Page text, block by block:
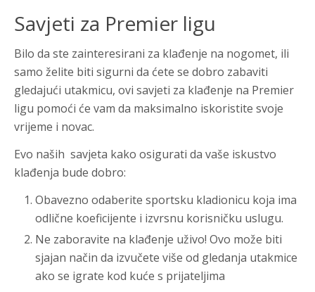
Savjeti za Premier ligu
Bilo da ste zainteresirani za klađenje na nogomet, ili
samo želite biti sigurni da ćete se dobro zabaviti
gledajući utakmicu, ovi savjeti za klađenje na Premier
ligu pomoći će vam da maksimalno iskoristite svoje
vrijeme i novac.
Evo naših savjeta kako osigurati da vaše iskustvo
klađenja bude dobro:
Obavezno odaberite sportsku kladionicu koja ima
odlične koeficijente i izvrsnu korisničku uslugu.
Ne zaboravite na klađenje uživo! Ovo može biti
sjajan način da izvučete više od gledanja utakmice
ako se igrate kod kuće s prijateljima